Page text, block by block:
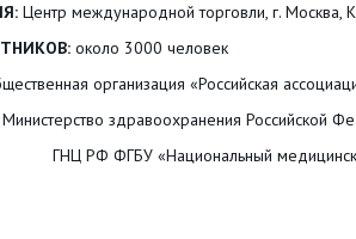
Центр международной торговли, г.
около 3000 человек
организация «Российская
Министерство здравоохранения Российской
медицинский